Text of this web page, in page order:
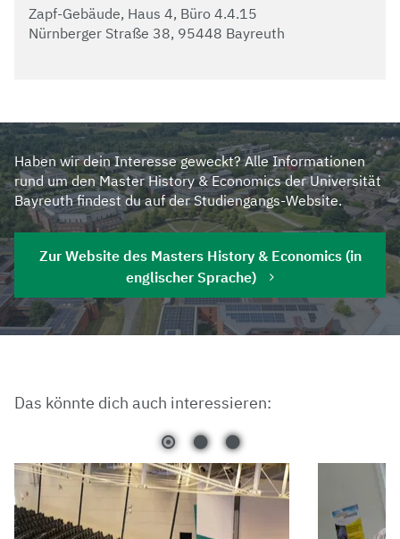
Zapf-Gebäude, Haus 4, Büro 4.4.15
Nürnberger Straße 38, 95448 Bayreuth
Haben wir dein Interesse geweckt? Alle Informationen
rund um den Master History & Economics der Universität
Bayreuth findest du auf der Studiengangs-Website.
Zur Website des Masters History & Economics (in
englischer Sprache)
Das könnte dich auch interessieren: